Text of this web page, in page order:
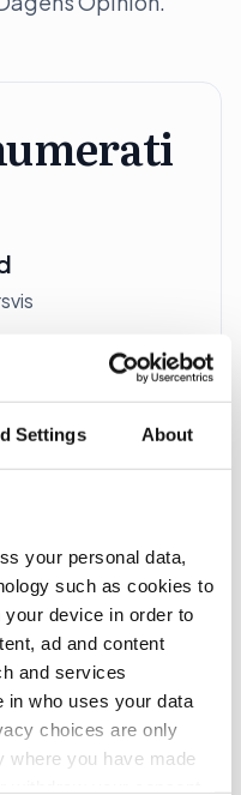
Settings About
your personal data,
such as cookies to
device in order to
ad and content
and services
in who uses your data
choices are only
where you have made